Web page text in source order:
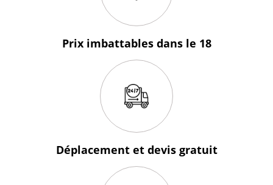
Prix imbattables dans le 18
Déplacement et devis gratuit